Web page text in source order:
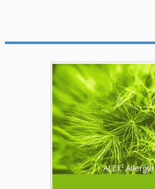
ALEX³ Allergie